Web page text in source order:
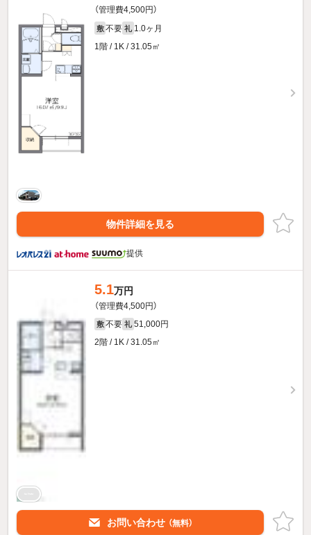
（管理費4,500円）
敷 不要 礼 1.0ヶ月
1階 / 1K / 31.05㎡
物件詳細を見る
提供
5.1万円
（管理費4,500円）
敷 不要 礼 51,000円
2階 / 1K / 31.05㎡
お問い合わせ （無料）